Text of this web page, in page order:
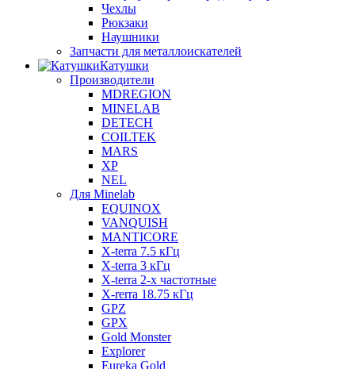
Чехлы
Рюкзаки
Наушники
Запчасти для металлоискателей
Катушки
Производители
MDREGION
MINELAB
DETECH
COILTEK
MARS
XP
NEL
Для Minelab
EQUINOX
VANQUISH
MANTICORE
X-terra 7.5 кГц
X-terra 3 кГц
X-terra 2-х частотные
X-rerra 18.75 кГц
GPZ
GPX
Gold Monster
Explorer
Eureka Gold